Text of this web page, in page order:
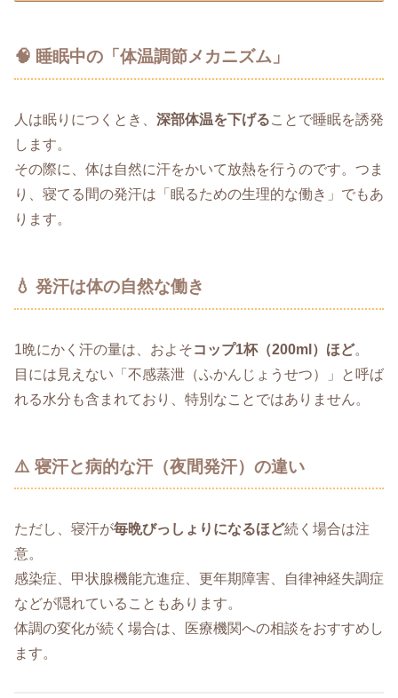
🧠 睡眠中の「体温調節メカニズム」
人は眠りにつくとき、 深部体温を下げることで睡眠を誘発
します。
その際に、体は自然に汗をかいて放熱を行うのです。つま
り、寝てる間の発汗は「眠るための生理的な働き」でもあ
ります。
💧 発汗は体の自然な働き
1晩にかく汗の量は、およそコップ1杯（200ml）ほど。
目には見えない「不感蒸泄（ふかんじょうせつ）」と呼ば
れる水分も含まれており、特別なことではありません。
⚠️ 寝汗と病的な汗（夜間発汗）の違い
ただし、寝汗が毎晩びっしょりになるほど続く場合は注
意。
感染症、甲状腺機能亢進症、更年期障害、自律神経失調症
などが隠れていることもあります。
体調の変化が続く場合は、医療機関への相談をおすすめし
ます。